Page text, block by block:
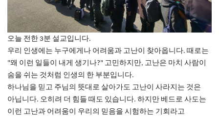
오늘 전한 3분 설교입니다.
우리 인생에는 누구에게나 어려움과 고난이 찾아옵니다. 때로는
"왜 이런 일들이 내게 생기나?" 고민하지만, 고난은 마치 사람이
숨을 쉬는 것처럼 인생의 한 부분입니다.
하나님을 믿고 주님의 뜻대로 살아가도 고난이 사라지는 것은
아닙니다. 오히려 더 힘들 때도 있습니다. 하지만베드로 사도는
이런 고난과 어려움이 우리의 믿음을 시험하는 기회라고